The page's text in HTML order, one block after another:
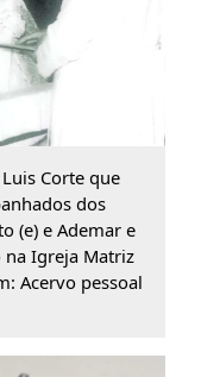
Corte que
dos
(e) e Ademar e
na Igreja Matriz
Acervo pessoal